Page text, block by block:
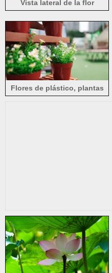
girasol (178)
tulipán (757)
Vista lateral de la flor
semidecandra
Flores de plástico, plantas